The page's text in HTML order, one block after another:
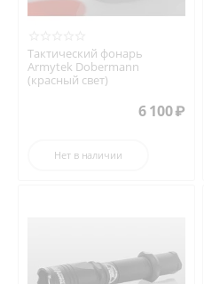
Тактический фонарь
Armytek Dobermann
(красный свет)
6 100₽
Нет в наличии